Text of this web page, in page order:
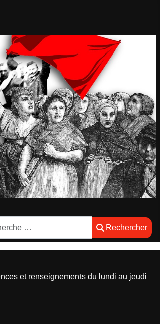
Rechercher
et renseignements du lundi au jeudi